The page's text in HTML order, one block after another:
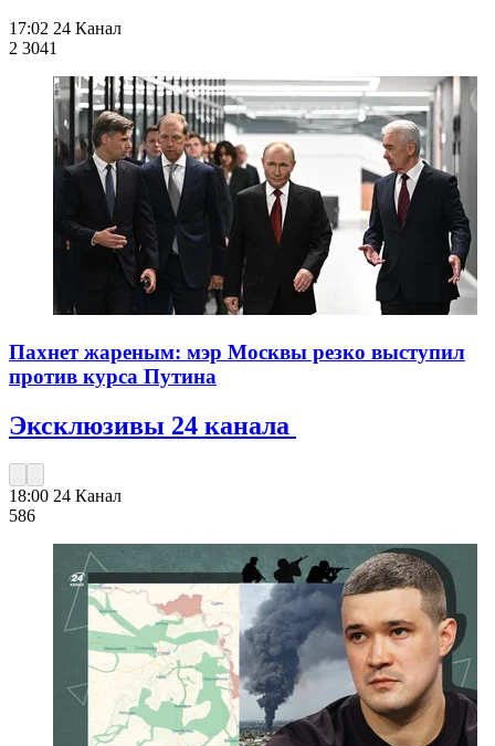
17:02 24 Канал
2 3041
Пахнет жареным: мэр Москвы резко выступил
против курса Путина
Эксклюзивы 24 канала
18:00 24 Канал
586